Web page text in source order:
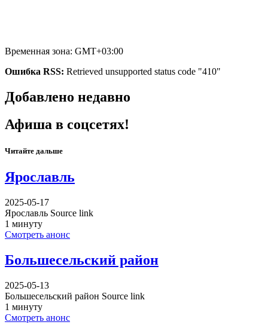
Временная зона: GMT+03:00
Ошибка RSS: Retrieved unsupported status code "410"
Добавлено недавно
Афиша в соцсетях!
Читайте дальше
Ярославль
2025-05-17
Ярославль Source link
1 минуту
Смотреть анонс
Большесельский район
2025-05-13
Большесельский район Source link
1 минуту
Смотреть анонс